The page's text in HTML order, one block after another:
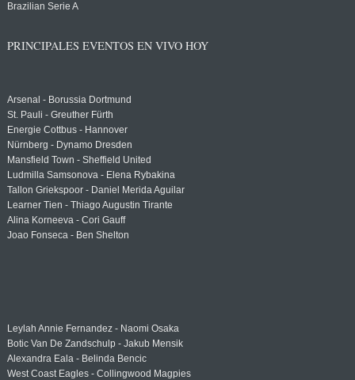
Brazilian Serie A
PRINCIPALES EVENTOS EN VIVO HOY
Arsenal - Borussia Dortmund
St. Pauli - Greuther Fürth
Energie Cottbus - Hannover
Nürnberg - Dynamo Dresden
Mansfield Town - Sheffield United
Ludmilla Samsonova - Elena Rybakina
Tallon Griekspoor - Daniel Merida Aguilar
Learner Tien - Thiago Augustin Tirante
Alina Korneeva - Cori Gauff
Joao Fonseca - Ben Shelton
Leylah Annie Fernandez - Naomi Osaka
Botic Van De Zandschulp - Jakub Mensik
Alexandra Eala - Belinda Bencic
West Coast Eagles - Collingwood Magpies